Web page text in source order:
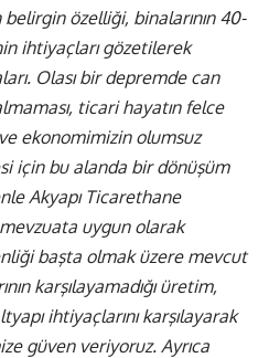
belirgin özelliği, binalarının 40-
ihtiyaçları gözetilerek
Olası bir depremde can
ticari hayatın felce
ekonomimizin olumsuz
için bu alanda bir dönüşüm
Akyapı Ticarethane
uygun olarak
başta olmak üzere mevcut
karşılayamadığı üretim,
ihtiyaçlarını karşılayarak
güven veriyoruz. Ayrıca